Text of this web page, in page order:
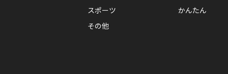
スポーツ
かんたん
その他